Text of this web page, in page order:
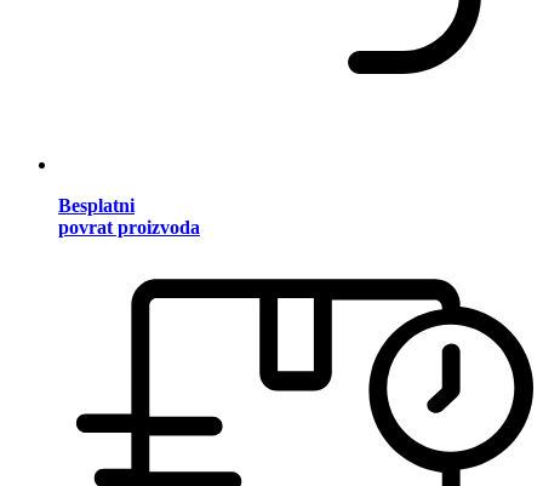
Besplatni
povrat proizvoda